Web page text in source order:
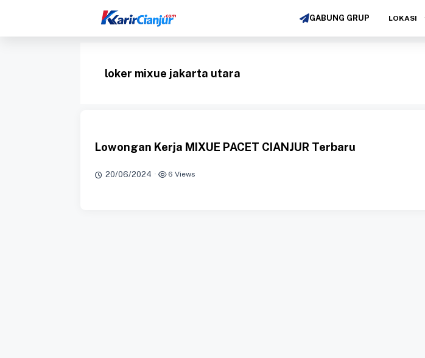
isi
GABUNG GRUP LOKASI
loker mixue jakarta utara
Lowongan Kerja MIXUE PACET CIANJUR Terbaru
20/06/2024 · 6 Views